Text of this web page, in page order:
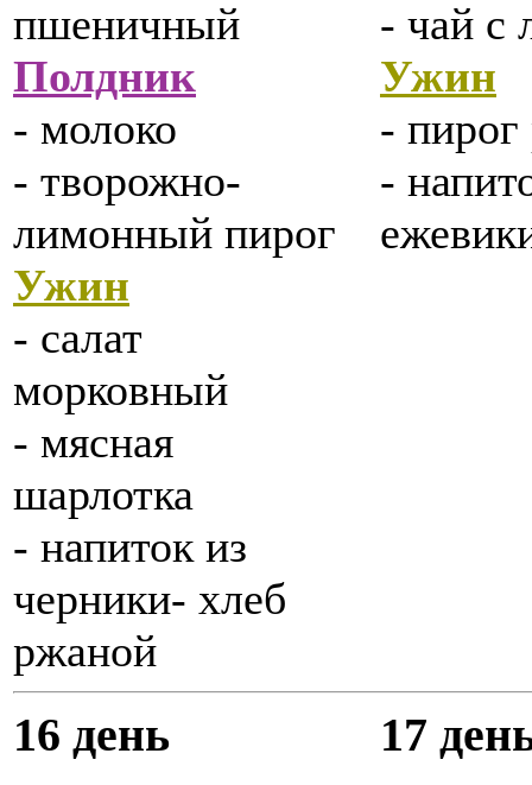
пшеничный
Полдник
- молоко
- творожно-
лимонный пирог
Ужин
- салат
морковный
- мясная
шарлотка
- напиток из
черники- хлеб
ржаной
- чай с
Ужин
-
-
16 день 17